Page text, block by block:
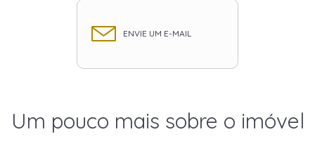
ENVIE UM E-MAIL
Um pouco mais sobre o imóvel